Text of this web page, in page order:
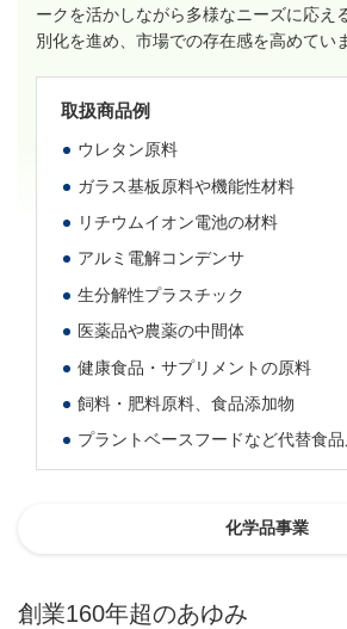
ークを活かしながら多様なニーズに応え
別化を進め、市場での存在感を高めてい
取扱商品例
ウレタン原料
ガラス基板原料や機能性材料
リチウムイオン電池の材料
アルミ電解コンデンサ
生分解性プラスチック
医薬品や農薬の中間体
健康食品・サプリメントの原料
飼料・肥料原料、食品添加物
プラントベースフードなど代替食
化学品事業
創業160年超のあゆみ